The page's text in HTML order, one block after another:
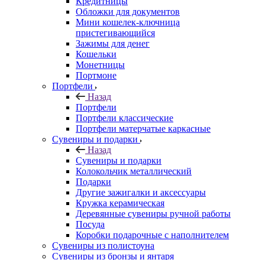
Обложки для документов
Мини кошелек-ключница
пристегивающийся
Зажимы для денег
Кошельки
Монетницы
Портмоне
Портфели
Назад
Портфели
Портфели классические
Портфели матерчатые каркасные
Сувениры и подарки
Назад
Сувениры и подарки
Колокольчик металлический
Подарки
Другие зажигалки и аксессуары
Кружка керамическая
Деревянные сувениры ручной работы
Посуда
Коробки подарочные с наполнителем
Сувениры из полистоуна
Сувениры из бронзы и янтаря